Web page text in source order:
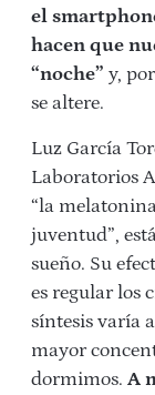
el
hacen que
“noche” y,
se altere.
Luz García
Laboratorios
“la
juventud”,
sueño. Su
es regular los
síntesis varía
mayor
dormimos. A